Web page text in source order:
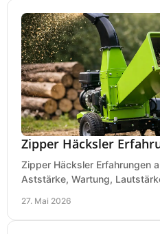
Zipper Häcksler
Zipper Häcksler Erfahrungen
Aststärke, Wartung,
27. Mai 2026